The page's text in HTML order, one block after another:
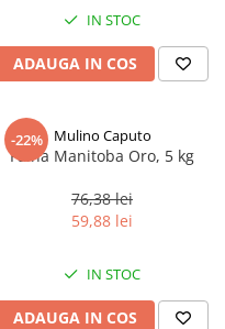
IN STOC
ADAUGA IN COS
-22% Mulino Caputo
Faina Manitoba Oro, 5 kg
76,38 lei
59,88 lei
IN STOC
ADAUGA IN COS